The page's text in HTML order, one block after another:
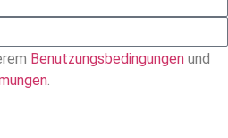
Benutzungsbedingungen und